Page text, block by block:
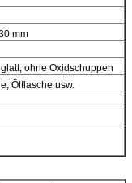
mm
ohne Oxidschuppen
Ölflasche usw.